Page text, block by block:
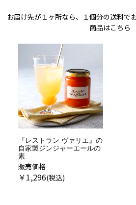
お届け先が１ヶ所なら、１個分の送料で
商品はこちら
『レストラン ヴァリエ』の
自家製ジンジャーエールの
素
販売価格
￥1,296